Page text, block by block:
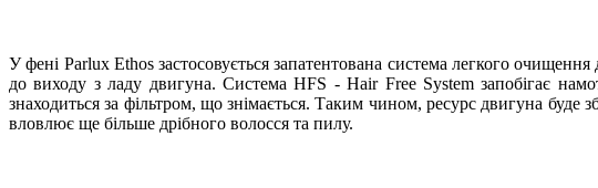
У фені Parlux Ethos застосовується запатентована система легкого
до виходу з ладу двигуна. Система HFS - Hair Free System запобігає
знаходиться за фільтром, що знімається. Таким чином, ресурс двигуна
вловлює ще більше дрібного волосся та пилу.